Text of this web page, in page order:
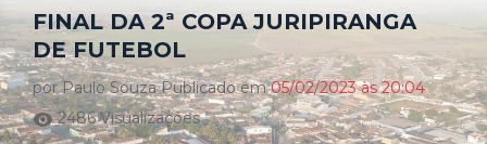
FINAL DA 2ª COPA JURIPIRANGA
DE FUTEBOL
por Paulo Souza Publicado em05/02/2023 às 20:04
2486 Visualizações